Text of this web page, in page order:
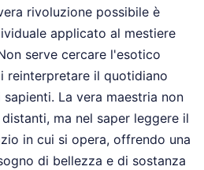
rivoluzione possibile è
applicato al mestiere
serve cercare l'esotico
reinterpretare il quotidiano
La vera maestria non
ma nel saper leggere il
in cui si opera, offrendo una
di bellezza e di sostanza